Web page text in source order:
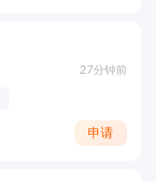
27分钟前
申请